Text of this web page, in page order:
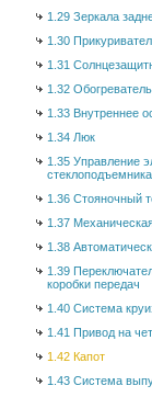
1.29 Зеркала
1.30
1.31
1.32
1.33 Внутреннее
1.34 Люк
1.35 Управление
1.36 Стояночный
1.37
1.38
1.39
коробки передач
1.40 Система
1.41 Привод на
1.42 Капот
1.43 Система